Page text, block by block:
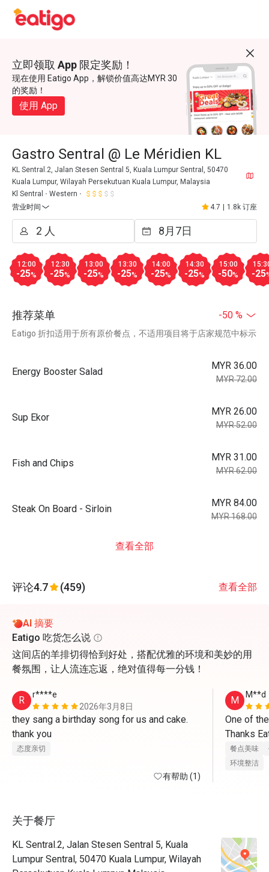
立即领取 App 限定奖励！
现在使用 Eatigo App，解锁价值高达MYR 30
的奖励！
使用 App
Gastro Sentral @ Le Méridien KL
KL Sentral.2, Jalan Stesen Sentral 5, Kuala Lumpur Sentral, 50470
Kuala Lumpur, Wilayah Persekutuan Kuala Lumpur, Malaysia
Kl Sentral
Western
营业时间
4.7 1.8k 订座
12:00
-25%
12:30
-25%
13:00
-25%
13:30
-25%
14:00
-25%
14:30
-25%
15:00
-50% -25
推荐菜单 -50 %
Eatigo 折扣适用于所有原价餐点，不适用项目将于店家规范中标示
Energy Booster Salad
MYR 36.00
MYR 72.00
Sup Ekor
MYR 26.00
MYR 52.00
Fish and Chips
MYR 31.00
MYR 62.00
Steak On Board - Sirloin
MYR 84.00
MYR 168.00
查看全部
评论4.7 (459) 查看全部
AI 摘要
Eatigo 吃货怎么说
这间店的羊排切得恰到好处，搭配优雅的环境和美妙的用
餐氛围，让人流连忘返，绝对值得每一分钱！
R
r****e
2026年3月8日
they sang a birthday song for us and cake.
态度亲切
有帮助 (1)
M M**d
One of
Thanks
餐点美味
环境整洁
关于餐厅
KL Sentral.2, Jalan Stesen Sentral 5, Kuala
Lumpur Sentral, 50470 Kuala Lumpur, Wilayah